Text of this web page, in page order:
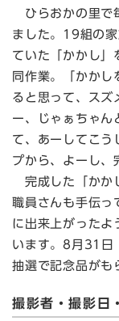
ひらおかの里で
ました。19組の
ていた「かかし」
同作業。「かかし
ると思って、スズ
ー、じゃぁちゃん
て、あーしてこう
プから、よーし、
完成した「かか
職員さんも手伝っ
に出来上がったよ
います。8月31日
抽選で記念品がも
撮影者・撮影日